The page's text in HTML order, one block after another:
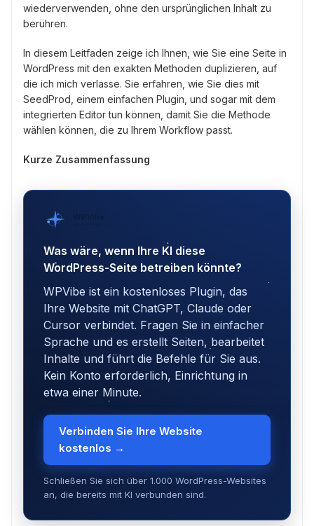
wiederverwenden, ohne den ursprünglichen Inhalt zu
berühren.
In diesem Leitfaden zeige ich Ihnen, wie Sie eine Seite in
WordPress mit den exakten Methoden duplizieren, auf
die ich mich verlasse. Sie erfahren, wie Sie dies mit
SeedProd, einem einfachen Plugin, und sogar mit dem
integrierten Editor tun können, damit Sie die Methode
wählen können, die zu Ihrem Workflow passt.
Kurze Zusammenfassung
WPVibe
Was wäre, wenn Ihre KI diese
WordPress-Seite betreiben könnte?
WPVibe ist ein kostenloses Plugin, das
Ihre Website mit ChatGPT, Claude oder
Cursor verbindet. Fragen Sie in einfacher
Sprache und es erstellt Seiten, bearbeitet
Inhalte und führt die Befehle für Sie aus.
Kein Konto erforderlich, Einrichtung in
etwa einer Minute.
Verbinden Sie Ihre Website
kostenlos →
Schließen Sie sich über 1.000 WordPress-Websites
an, die bereits mit KI verbunden sind.